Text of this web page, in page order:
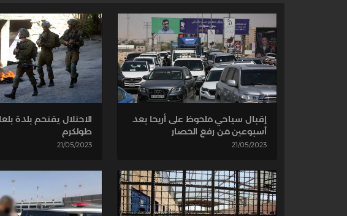
إقبال سياحي ملحوظ على أريحا بعد
أسبوعين من رفع الحصار
21/05/2023
الاحتلال يقتحم بلدة
طولكرم
21/05/2023